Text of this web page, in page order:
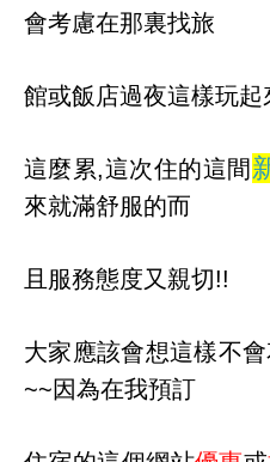
會考慮在那裏找旅
館或飯店過夜這樣玩起
這麼累,這次住的這間
來就滿舒服的而
且服務態度又親切!!
大家應該會想這樣不
~~因為在我預訂